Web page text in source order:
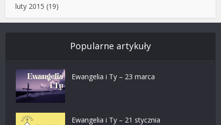
luty 2015 (19)
Popularne artykuły
Ewangelia i Ty – 23 marca
Ewangelia i Ty – 21 stycznia